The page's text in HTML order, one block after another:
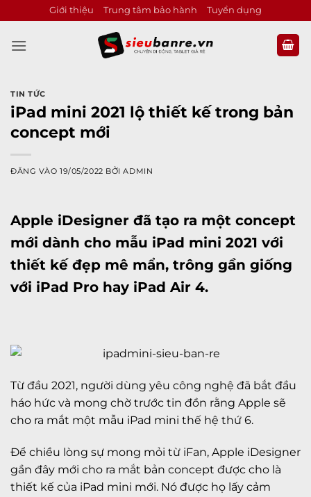
qua
nội
Giới thiệu Trung tâm bảo hành Tuyển dụng
TIN TỨC
iPad mini 2021 lộ thiết kế trong bản
concept mới
ĐĂNG VÀO19/05/2022 BỞIADMIN
Apple iDesigner đã tạo ra một concept
mới dành cho mẫu iPad mini 2021 với
thiết kế đẹp mê mẩn, trông gần giống
với iPad Pro hay iPad Air 4.
Từ đầu 2021, người dùng yêu công nghệ đã bắt đầu
háo hức và mong chờ trước tin đồn rằng Apple sẽ
cho ra mắt một mẫu iPad mini thế hệ thứ 6.
Để chiều lòng sự mong mỏi từ iFan, Apple iDesigner
gần đây mới cho ra mắt bản concept được cho là
thiết kế của iPad mini mới. Nó được họ lấy cảm